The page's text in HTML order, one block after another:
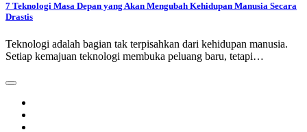
7 Teknologi Masa Depan yang Akan Mengubah Kehidupan Manusia Secara
Drastis
Teknologi adalah bagian tak terpisahkan dari kehidupan manusia.
Setiap kemajuan teknologi membuka peluang baru, tetapi…